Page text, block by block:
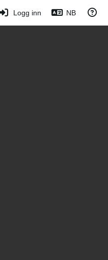
Logg inn NB